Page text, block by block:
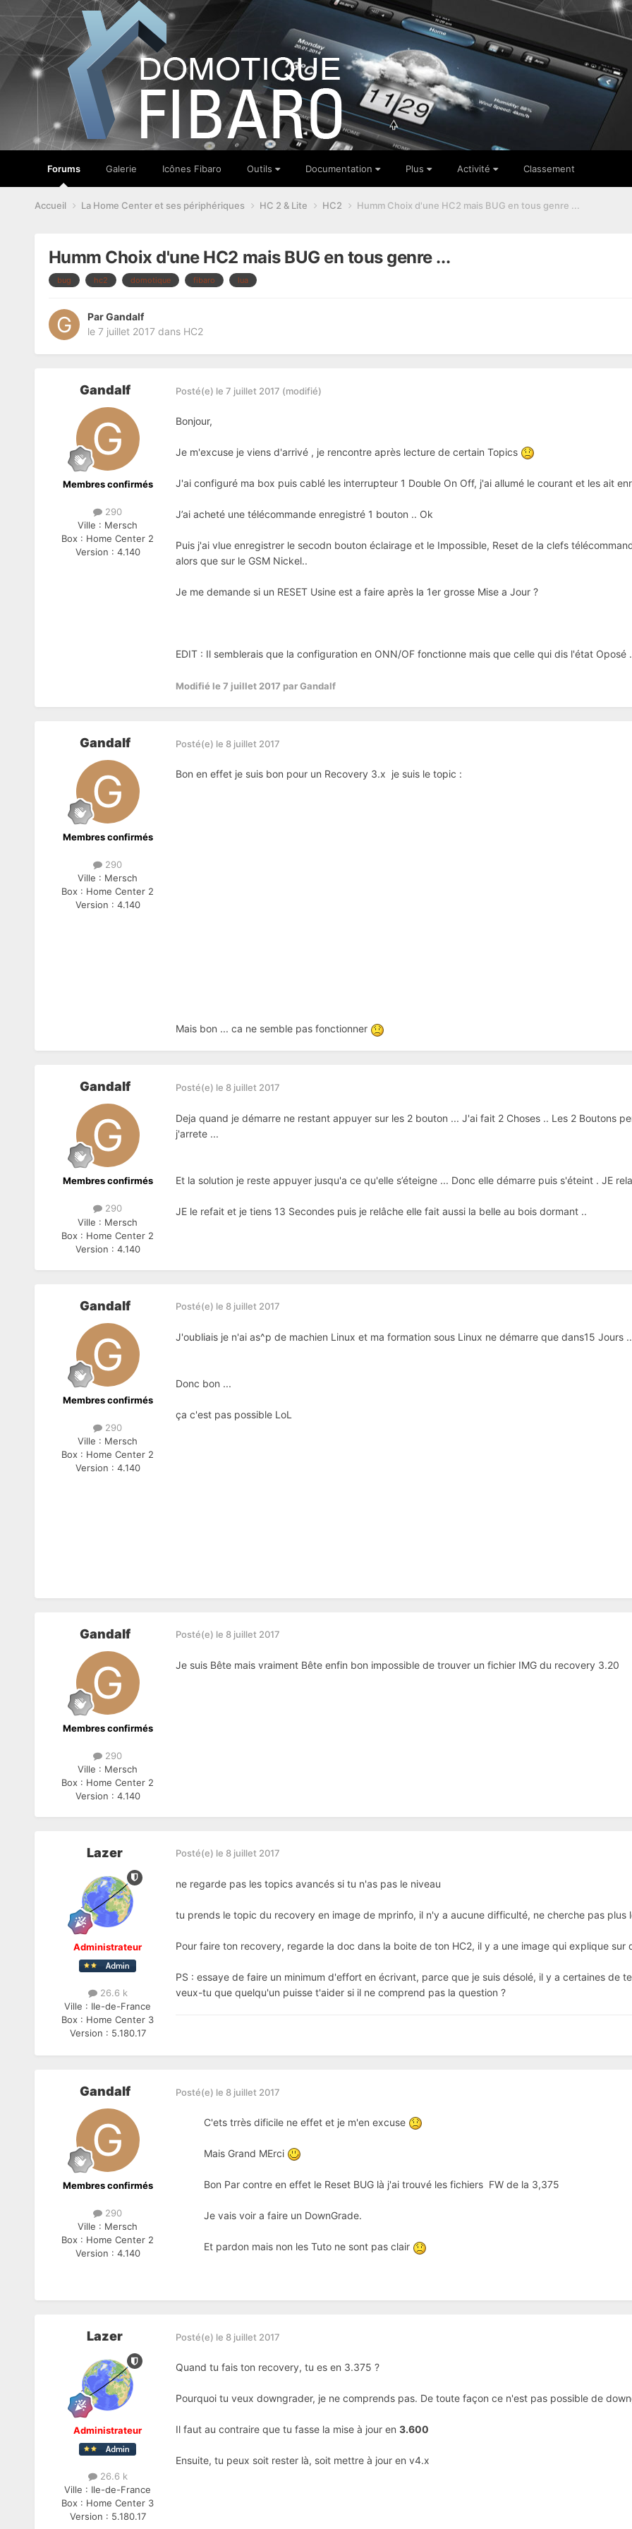
Forums Galerie Icônes Fibaro Outils Documentation Plus Activité Classement
Accueil La Home Center et ses périphériques HC 2 & Lite HC2 Humm Choix d'une HC2 mais BUG en tous genre ...
Humm Choix d'une HC2 mais BUG en tous genre ...
bug hc2 domotique fibaro lua
ParGandalf
le 7 juillet 2017 dans HC2
Gandalf
Membres confirmés
290
Ville : Mersch
Box : Home Center 2
Version : 4.140
Posté(e) le 7 juillet 2017 (modifié)
Bonjour,
Je m'excuse je viens d'arrivé , je rencontre après lecture de certain Topics
J'ai configuré ma box puis cablé les interrupteur 1 Double On Off, j'ai allumé le courant et les ait
J’ai acheté une télécommande enregistré 1 bouton .. Ok
Puis j'ai vlue enregistrer le secodn bouton éclairage et le Impossible, Reset de la clefs
alors que sur le GSM Nickel..
Je me demande si un RESET Usine est a faire après la 1er grosse Mise a Jour ?
EDIT : Il semblerais que la configuration en ONN/OF fonctionne mais que celle qui dis l'état Oposé
Modifié le 7 juillet 2017 par Gandalf
Gandalf
Membres confirmés
290
Ville : Mersch
Box : Home Center 2
Version : 4.140
Posté(e) le 8 juillet 2017
Bon en effet je suis bon pour un Recovery 3.x je suis le topic :
Mais bon ... ca ne semble pas fonctionner
Gandalf
Membres confirmés
290
Ville : Mersch
Box : Home Center 2
Version : 4.140
Posté(e) le 8 juillet 2017
Deja quand je démarre ne restant appuyer sur les 2 bouton ... J'ai fait 2 Choses .. Les 2 Boutons
j'arrete ...
Et la solution je reste appuyer jusqu'a ce qu'elle s’éteigne ... Donc elle démarre puis s'éteint . JE
JE le refait et je tiens 13 Secondes puis je relâche elle fait aussi la belle au bois dormant ..
Gandalf
Membres confirmés
290
Ville : Mersch
Box : Home Center 2
Version : 4.140
Posté(e) le 8 juillet 2017
J'oubliais je n'ai as^p de machien Linux et ma formation sous Linux ne démarre que dans15 Jours
Donc bon ...
ça c'est pas possible LoL
Gandalf
Membres confirmés
290
Ville : Mersch
Box : Home Center 2
Version : 4.140
Posté(e) le 8 juillet 2017
Je suis Bête mais vraiment Bête enfin bon impossible de trouver un fichier IMG du recovery 3.20
Lazer
Administrateur
26.6 k
Ville : Ile-de-France
Box : Home Center 3
Version : 5.180.17
Posté(e) le 8 juillet 2017
ne regarde pas les topics avancés si tu n'as pas le niveau
tu prends le topic du recovery en image de mprinfo, il n'y a aucune difficulté, ne cherche pas plus
Pour faire ton recovery, regarde la doc dans la boite de ton HC2, il y a une image qui explique sur
PS : essaye de faire un minimum d'effort en écrivant, parce que je suis désolé, il y a certaines de
veux-tu que quelqu'un puisse t'aider si il ne comprend pas la question ?
Gandalf
Membres confirmés
290
Ville : Mersch
Box : Home Center 2
Version : 4.140
Posté(e) le 8 juillet 2017
C'ets trrès dificile ne effet et je m'en excuse
Mais Grand MErci
Bon Par contre en effet le Reset BUG là j'ai trouvé les fichiers FW de la 3,375
Je vais voir a faire un DownGrade.
Et pardon mais non les Tuto ne sont pas clair
Lazer
Administrateur
26.6 k
Ville : Ile-de-France
Box : Home Center 3
Version : 5.180.17
Posté(e) le 8 juillet 2017
Quand tu fais ton recovery, tu es en 3.375 ?
Pourquoi tu veux downgrader, je ne comprends pas. De toute façon ce n'est pas possible de
Il faut au contraire que tu fasse la mise à jour en 3.600
Ensuite, tu peux soit rester là, soit mettre à jour en v4.x